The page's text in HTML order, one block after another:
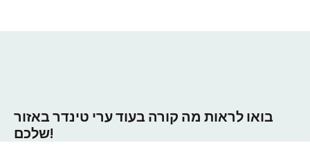
בואו לראות מה קורה בעוד ערי טינדר באזור
שלכם!